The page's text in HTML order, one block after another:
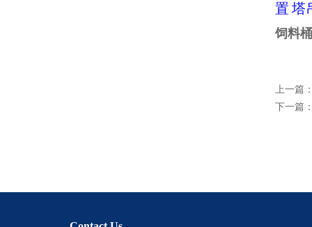
置 塔
饲料
上一篇
下一篇